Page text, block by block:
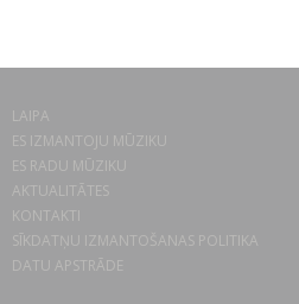
LAIPA
ES IZMANTOJU MŪZIKU
ES RADU MŪZIKU
AKTUALITĀTES
KONTAKTI
SĪKDATŅU IZMANTOŠANAS POLITIKA
DATU APSTRĀDE